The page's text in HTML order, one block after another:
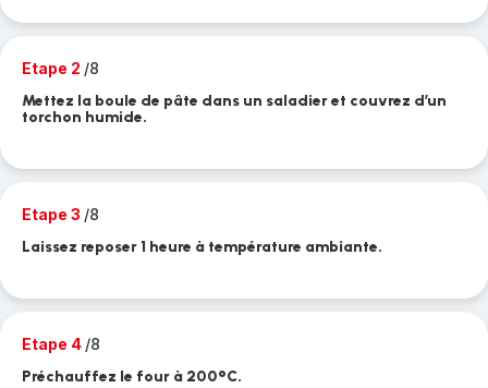
Etape 2 /8
Mettez la boule de pâte dans un saladier et couvrez d’un
torchon humide.
Etape 3 /8
Laissez reposer 1 heure à température ambiante.
Etape 4 /8
Préchauffez le four à 200°C.